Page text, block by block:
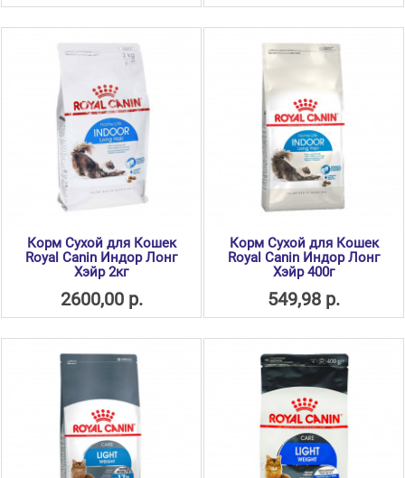
Корм Сухой для Кошек
Royal Canin Индор Лонг
Хэйр 2кг
2600,00 р.
Корм Сухой для Кошек
Royal Canin Индор Лонг
Хэйр 400г
549,98 р.